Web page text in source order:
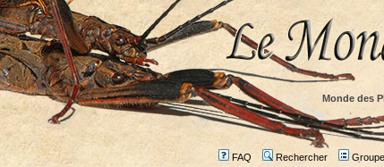
Monde des
FAQ Rechercher